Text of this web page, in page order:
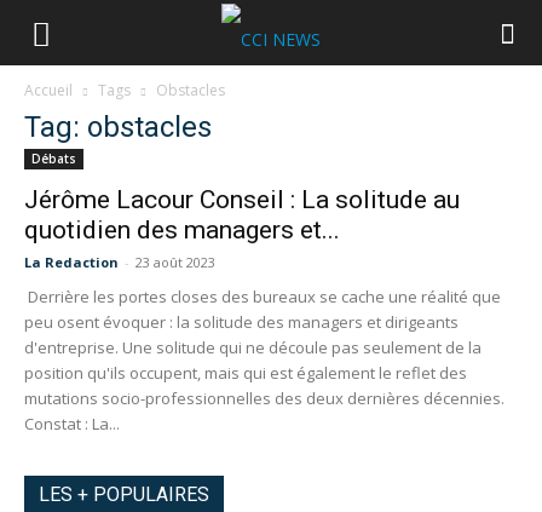
Accueil Tags Obstacles
Tag: obstacles
Débats
Jérôme Lacour Conseil : La solitude au
quotidien des managers et...
La Redaction - 23 août 2023
Derrière les portes closes des bureaux se cache une réalité que
peu osent évoquer : la solitude des managers et dirigeants
d'entreprise. Une solitude qui ne découle pas seulement de la
position qu'ils occupent, mais qui est également le reflet des
mutations socio-professionnelles des deux dernières décennies.
Constat : La...
LES + POPULAIRES